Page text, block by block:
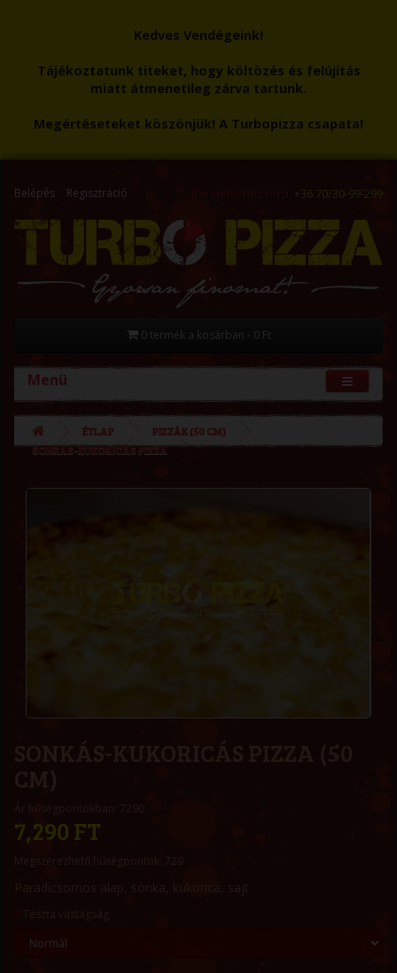
Kedves Vendégeink!
Tájékoztatunk titeket, hogy költözés és felújítás
miatt átmenetileg zárva tartunk.
Megértéseteket köszönjük! A Turbopizza csapata!
Belépés Regisztráció Rendeléshez hívd: +36 70/30-99-299
0 termék a kosárban - 0 Ft
Menü
ÉTLAP
PIZZÁK (50 CM)
SONKÁS-KUKORICÁS PIZZA
7,290 FT